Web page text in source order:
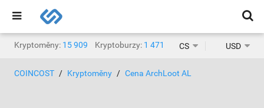
Kryptoměny: 15 909 Kryptoburzy: 1 471 CS USD
COINCOST Kryptoměny Cena ArchLoot AL